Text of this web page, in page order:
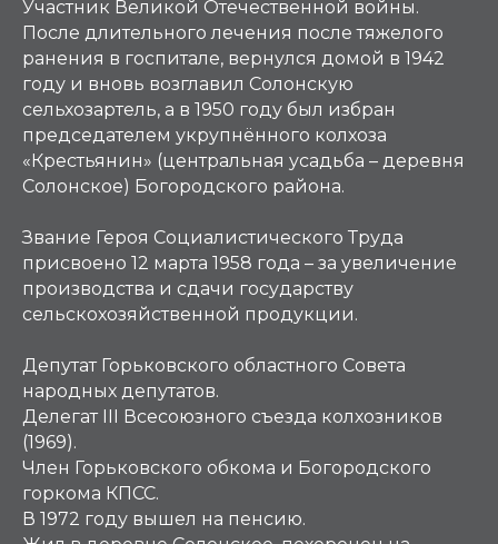
Участник Великой Отечественной войны.
После длительного лечения после тяжелого
ранения в госпитале, вернулся домой в 1942
году и вновь возглавил Солонскую
сельхозартель, а в 1950 году был избран
председателем укрупнённого колхоза
«Крестьянин» (центральная усадьба – деревня
Солонское) Богородского района.
Звание Героя Социалистического Труда
присвоено 12 марта 1958 года – за увеличение
производства и сдачи государству
сельскохозяйственной продукции.
Депутат Горьковского областного Совета
народных депутатов.
Делегат III Всесоюзного съезда колхозников
(1969).
Член Горьковского обкома и Богородского
горкома КПСС.
В 1972 году вышел на пенсию.